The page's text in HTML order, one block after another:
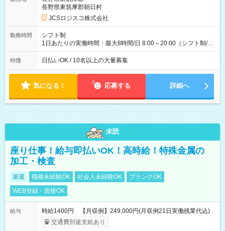
収40万円~50万円／週6日稼働 ＜モデルイメージ＞ ■月収50万
円 (27歳男性/江東区在住)※元建築関係 1日150個配達×25日勤務
(日休み) ■月収80万円(43歳男性/墨田区在住)※元営業 1日200個
長野県東筑摩郡朝日村
JCSロジスコ株式会社
勤務時間
シフト制
1日あたりの実働時間：最大8時間/日 8:00～20:00（シフト制/実
働8時間） ※週5日勤務（場所次第では週4も有り） ※配達状況
によって時間外での勤務可能性有り ※案件により多少の前後あ
特徴 日払いOK / 10名以上の大量募集
気になる！ 応募する 詳細へ
未読
座り仕事！給与即払いOK！高時給！特殊金属の
加工・検査
派遣 職種未経験OK 社会人未経験OK
ブランクOK
WEB登録・面接OK
給与
時給1400円 【月収例】249,000円(月収例21日実働残業代込)
交通費別途支給あり